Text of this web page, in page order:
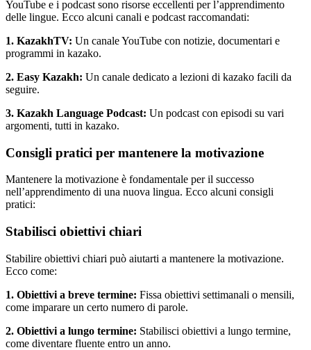
YouTube e i podcast sono risorse eccellenti per l’apprendimento
delle lingue. Ecco alcuni canali e podcast raccomandati:
1. KazakhTV: Un canale YouTube con notizie, documentari e
programmi in kazako.
2. Easy Kazakh: Un canale dedicato a lezioni di kazako facili da
seguire.
3. Kazakh Language Podcast: Un podcast con episodi su vari
argomenti, tutti in kazako.
Consigli pratici per mantenere la motivazione
Mantenere la motivazione è fondamentale per il successo
nell’apprendimento di una nuova lingua. Ecco alcuni consigli
pratici:
Stabilisci obiettivi chiari
Stabilire obiettivi chiari può aiutarti a mantenere la motivazione.
Ecco come:
1. Obiettivi a breve termine: Fissa obiettivi settimanali o mensili,
come imparare un certo numero di parole.
2. Obiettivi a lungo termine: Stabilisci obiettivi a lungo termine,
come diventare fluente entro un anno.